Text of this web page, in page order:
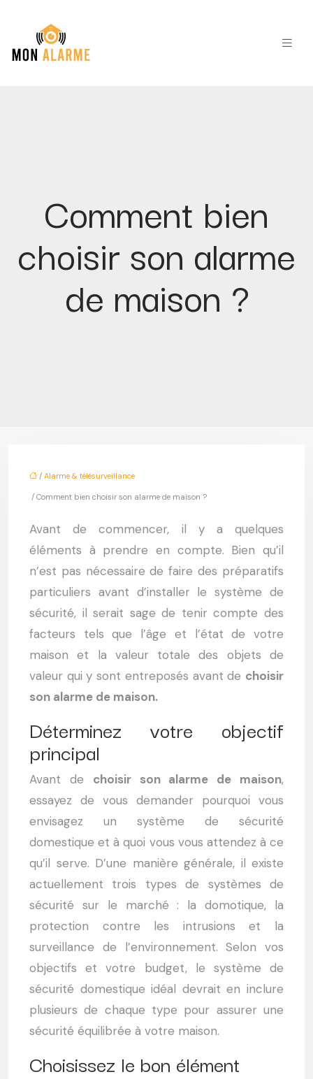
Comment bien
choisir son alarme
de maison ?
/ Alarme & télésurveillance
/ Comment bien choisir son alarme de maison ?
Avant de commencer, il y a quelques
éléments à prendre en compte. Bien qu’il
n’est pas nécessaire de faire des préparatifs
particuliers avant d’installer le système de
sécurité, il serait sage de tenir compte des
facteurs tels que l’âge et l’état de votre
maison et la valeur totale des objets de
valeur qui y sont entreposés avant de choisir
son alarme de maison.
Déterminez votre objectif
principal
Avant de choisir son alarme de maison,
essayez de vous demander pourquoi vous
envisagez un système de sécurité
domestique et à quoi vous vous attendez à ce
qu’il serve. D’une manière générale, il existe
actuellement trois types de systèmes de
sécurité sur le marché : la domotique, la
protection contre les intrusions et la
surveillance de l’environnement. Selon vos
objectifs et votre budget, le système de
sécurité domestique idéal devrait en inclure
plusieurs de chaque type pour assurer une
sécurité équilibrée à votre maison.
Choisissez le bon élément